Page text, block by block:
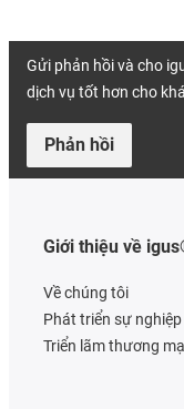
Gửi phản hồi và cho
dịch vụ tốt hơn cho
Phản hồi
Giới thiệu về
Về chúng tôi
Phát triển sự nghiệp
Triển lãm thương